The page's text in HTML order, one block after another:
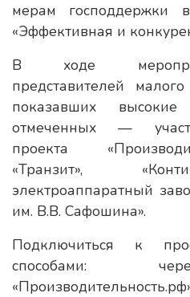
мерам господдержки
«Эффективная и
В ходе
представителей
показавших
отмеченных —
проекта
«Транзит»,
электроаппаратный
им. В.В. Сафошина».
Подключиться к
способами: